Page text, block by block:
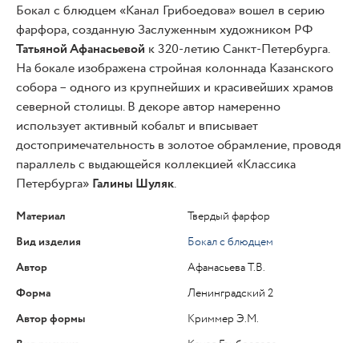
Бокал с блюдцем «Канал Грибоедова» вошел в серию
фарфора, созданную Заслуженным художником РФ
Татьяной Афанасьевой к 320-летию Санкт-Петербурга.
На бокале изображена стройная колоннада Казанского
собора – одного из крупнейших и красивейших храмов
северной столицы. В декоре автор намеренно
использует активный кобальт и вписывает
достопримечательность в золотое обрамление, проводя
параллель с выдающейся коллекцией «Классика
Петербурга» Галины Шуляк.
Материал
Твердый фарфор
Вид изделия
Бокал с блюдцем
Автор
Афанасьева Т.В.
Форма
Ленинградский 2
Автор формы
Криммер Э.М.